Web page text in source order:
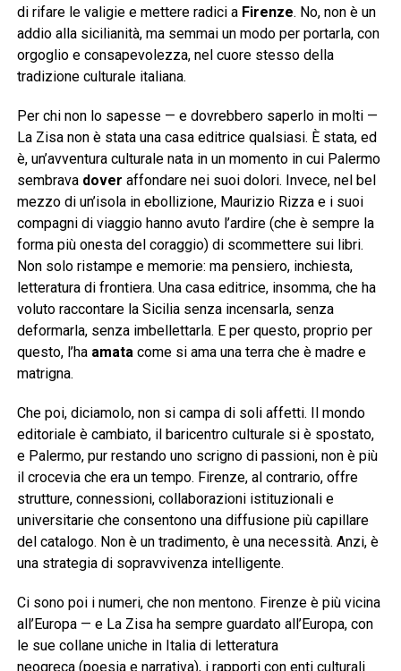
di rifare le valigie e mettere radici a Firenze. No, non è un
addio alla sicilianità, ma semmai un modo per portarla, con
orgoglio e consapevolezza, nel cuore stesso della
tradizione culturale italiana.
Per chi non lo sapesse — e dovrebbero saperlo in molti —
La Zisa non è stata una casa editrice qualsiasi. È stata, ed
è, un’avventura culturale nata in un momento in cui Palermo
sembrava dover affondare nei suoi dolori. Invece, nel bel
mezzo di un’isola in ebollizione, Maurizio Rizza e i suoi
compagni di viaggio hanno avuto l’ardire (che è sempre la
forma più onesta del coraggio) di scommettere sui libri.
Non solo ristampe e memorie: ma pensiero, inchiesta,
letteratura di frontiera. Una casa editrice, insomma, che ha
voluto raccontare la Sicilia senza incensarla, senza
deformarla, senza imbellettarla. E per questo, proprio per
questo, l’ha amatacome si ama una terra che è madre e
matrigna.
Che poi, diciamolo, non si campa di soli affetti. Il mondo
editoriale è cambiato, il baricentro culturale si è spostato,
e Palermo, pur restando uno scrigno di passioni, non è più
il crocevia che era un tempo. Firenze, al contrario, offre
strutture, connessioni, collaborazioni istituzionali e
universitarie che consentono una diffusione più capillare
del catalogo. Non è un tradimento, è una necessità. Anzi, è
una strategia di sopravvivenza intelligente.
Ci sono poi i numeri, che non mentono. Firenze è più vicina
all’Europa — e La Zisa ha sempre guardato all’Europa, con
le sue collane uniche in Italia di letteratura
neogreca (poesia e narrativa), i rapporti con enti culturali